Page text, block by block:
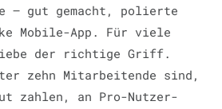
— gut gemacht, polierte
Mobile-App. Für viele
der richtige Griff.
zehn Mitarbeitende sind,
zahlen, an Pro-Nutzer-